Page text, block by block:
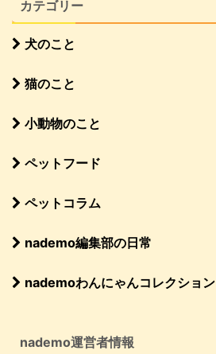
カテゴリー
犬のこと
猫のこと
小動物のこと
ペットフード
ペットコラム
nademo編集部の日常
nademoわんにゃんコレクション
nademo運営者情報